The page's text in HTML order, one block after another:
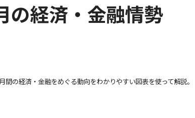
の経済・金融情勢
間の経済・金融をめぐる動向をわかりやすい図表を使って解説。